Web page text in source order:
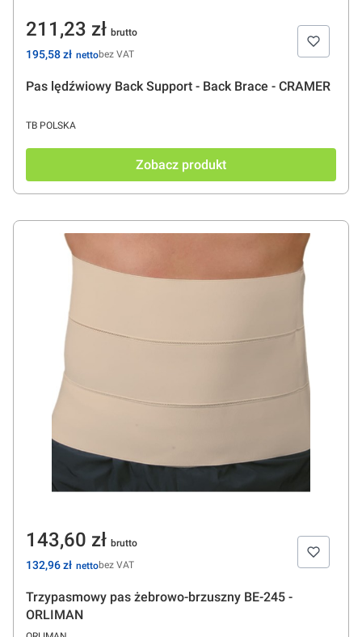
Pas lędźwiowy Back Support - Back Brace - CRAMER
PRODUCENT
TB POLSKA
Cena
211,23 zł
Cena
195,58 zł bez VAT
Zobacz produkt
Trzypasmowy pas żebrowo-brzuszny BE-245 -
ORLIMAN
Cena
143,60 zł
Cena
132,96 zł bez VAT